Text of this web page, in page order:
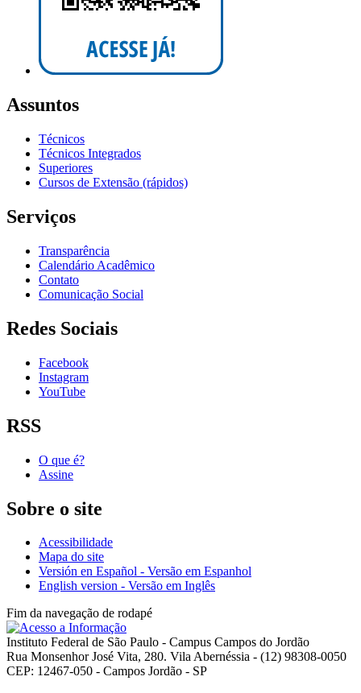
Assuntos
Técnicos
Técnicos Integrados
Superiores
Cursos de Extensão (rápidos)
Serviços
Transparência
Calendário Acadêmico
Contato
Comunicação Social
Redes Sociais
Facebook
Instagram
YouTube
RSS
O que é?
Assine
Sobre o site
Acessibilidade
Mapa do site
Versión en Español - Versão em Espanhol
English version - Versão em Inglês
Fim da navegação de rodapé
Instituto Federal de São Paulo - Campus Campos do Jordão
Rua Monsenhor José Vita, 280. Vila Abernéssia - (12) 98308-0050
CEP: 12467-050 - Campos Jordão - SP